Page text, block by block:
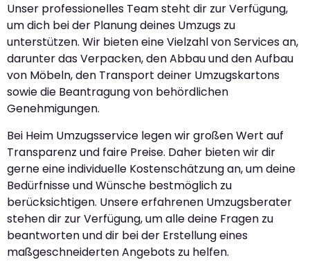
Unser professionelles Team steht dir zur Verfügung,
um dich bei der Planung deines Umzugs zu
unterstützen. Wir bieten eine Vielzahl von Services an,
darunter das Verpacken, den Abbau und den Aufbau
von Möbeln, den Transport deiner Umzugskartons
sowie die Beantragung von behördlichen
Genehmigungen.
Bei Heim Umzugsservice legen wir großen Wert auf
Transparenz und faire Preise. Daher bieten wir dir
gerne eine individuelle Kostenschätzung an, um deine
Bedürfnisse und Wünsche bestmöglich zu
berücksichtigen. Unsere erfahrenen Umzugsberater
stehen dir zur Verfügung, um alle deine Fragen zu
beantworten und dir bei der Erstellung eines
maßgeschneiderten Angebots zu helfen.